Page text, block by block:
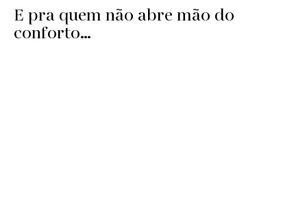
E pra quem não abre mão do
conforto…